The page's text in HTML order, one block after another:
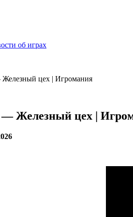
цех | Игромания
— Железный цех |